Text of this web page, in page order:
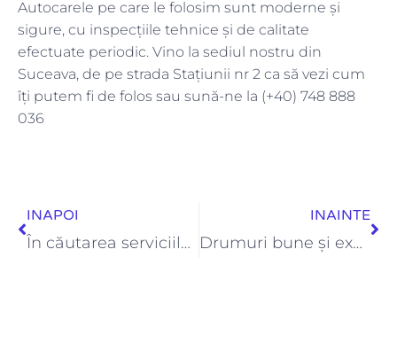
Autocarele pe care le folosim sunt moderne și
sigure, cu inspecțiile tehnice și de calitate
efectuate periodic. Vino la sediul nostru din
Suceava, de pe strada Stațiunii nr 2 ca să vezi cum
îți putem fi de folos sau sună-ne la (+40) 748 888
036
INAPOI
În căutarea serviciilor de închiriere autocare? Iată ce trebuie să știi
INAINTE
Drumuri bune și experiențe plăcute cu Lucicosm Transport Persoane